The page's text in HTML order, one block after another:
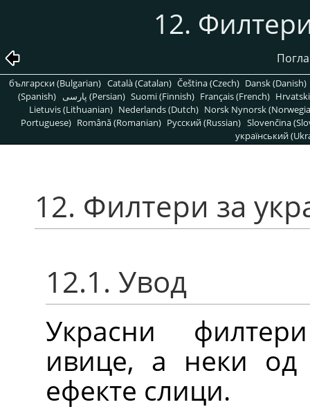
12.
български (Bulgarian) Català (Catalan) Čeština (Czech) Dansk (Danish)
(Spanish)
پارسی (Persian) Suomi (Finnish) Français (French)
Lietuvis (Lithuanian) Nederlands (Dutch) Norsk Nynorsk
Portuguese) Română (Romanian) Pусский (Russian) Slovenčina
український
12. Филтери за
12.1. Увод
Украсни
ивице, а неки од
ефекте слици.